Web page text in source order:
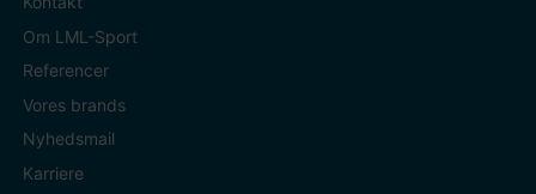
Om LML-Sport
Referencer
Vores brands
Nyhedsmail
Karriere